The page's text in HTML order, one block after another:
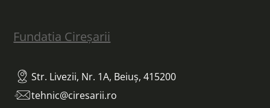
Fundatia Cireșarii
Str. Livezii, Nr. 1A, Beiuș, 415200
tehnic@ciresarii.ro